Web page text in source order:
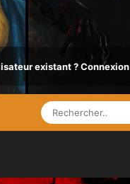
existant ? Connexion